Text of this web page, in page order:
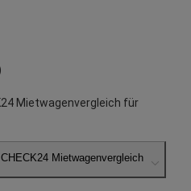
Mietwagenvergleich für
Mietwagenvergleich